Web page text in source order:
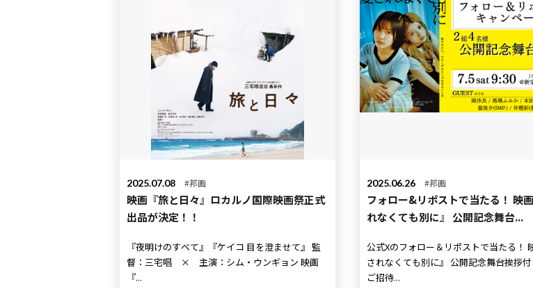
2025.07.08 #邦画
映画『旅と日々』ロカルノ国際映画祭正式
出品が決定！！
『夜明けのすべて』『ケイコ 目を澄ませて』 監
督：三宅唱 × 主演：シム・ウンギョン 映画
『...
2025.06.26 #邦画
フォロー&リポストで当たる！ 映画『愛さ
れなくても別に』 公開記念舞台...
公式Xのフォロー＆リポストで当たる！ 映画『愛
されなくても別に』 公開記念舞台挨拶付き上映回
ご招待...